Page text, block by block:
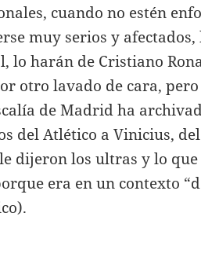
cuando no estén
muy serios y
lo harán de Cristiano
otro lavado de cara,
de Madrid ha
del Atlético a Vinicius,
dijeron los ultras y lo
era en un contexto